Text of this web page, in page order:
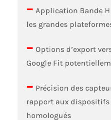
– Application Bande
les grandes
– Options d’export
Google Fit
– Précision des
rapport aux dispositifs
homologués